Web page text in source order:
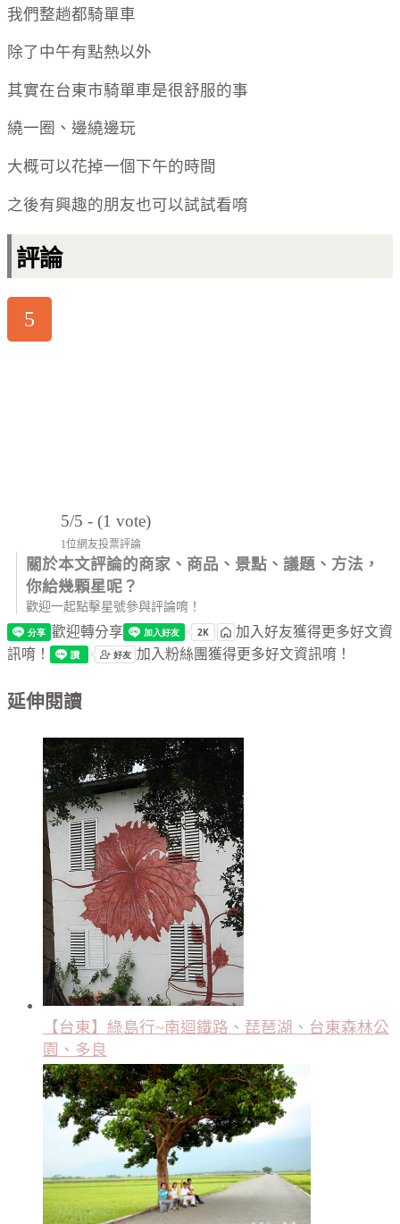
我們整趟都騎單車
除了中午有點熱以外
其實在台東市騎單車是很舒服的事
繞一圈、邊繞邊玩
大概可以花掉一個下午的時間
之後有興趣的朋友也可以試試看唷
評論
5
5/5 - (1 vote)
1位網友投票評論
關於本文評論的商家、商品、景點、議題、方法，
你給幾顆星呢？
歡迎一起點擊星號參與評論唷！
歡迎轉分享
加入好友獲得更多好文資
訊唷！
加入粉絲團獲得更多好文資訊唷！
延伸閱讀
【台東】綠島行~南迴鐵路、琵琶湖、台東森林公
園、多良